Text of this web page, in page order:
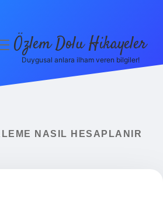
Özlem Dolu Hikayeler
Duygusal anlara ilham veren bilgiler!
NASIL HESAPLANIR